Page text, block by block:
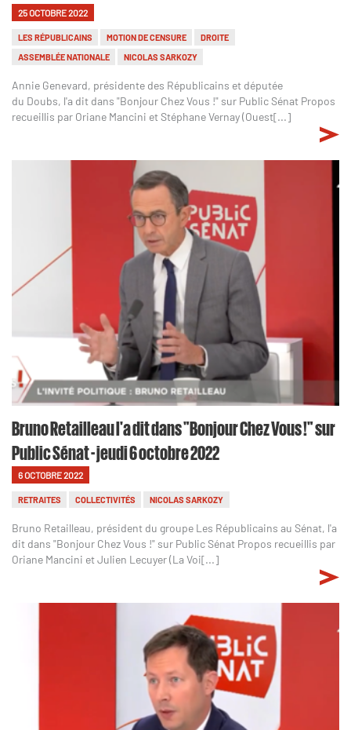
25 OCTOBRE 2022
LES RÉPUBLICAINS MOTION DE CENSURE
DROITE
ASSEMBLÉE NATIONALE
NICOLAS SARKOZY
Annie Genevard, présidente des Républicains et députée
du Doubs, l'a dit dans "Bonjour Chez Vous !" sur Public Sénat Propos
recueillis par Oriane Mancini et Stéphane Vernay (Ouest[...]
Bruno Retailleau l'a dit dans "Bonjour Chez Vous !" sur
Public Sénat - jeudi 6 octobre 2022
6 OCTOBRE 2022
RETRAITES COLLECTIVITÉS NICOLAS SARKOZY
Bruno Retailleau, président du groupe Les Républicains au Sénat, l'a
dit dans "Bonjour Chez Vous !" sur Public Sénat Propos recueillis par
Oriane Mancini et Julien Lecuyer (La Voi[...]